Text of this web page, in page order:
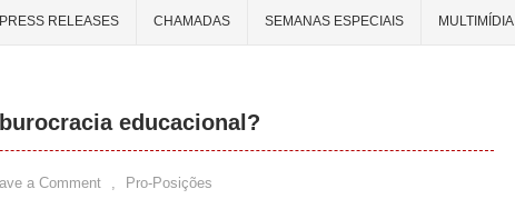
PRESS RELEASES CHAMADAS SEMANAS ESPECIAIS MULTIMÍDIA
educacional?
a Comment , Pro-Posições